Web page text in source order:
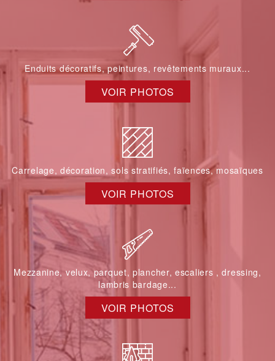
Enduits décoratifs, peintures, revêtements muraux...
VOIR PHOTOS
Carrelage, décoration, sols stratifiés, faïences, mosaïques
VOIR PHOTOS
Mezzanine, velux, parquet, plancher, escaliers , dressing,
lambris bardage...
VOIR PHOTOS